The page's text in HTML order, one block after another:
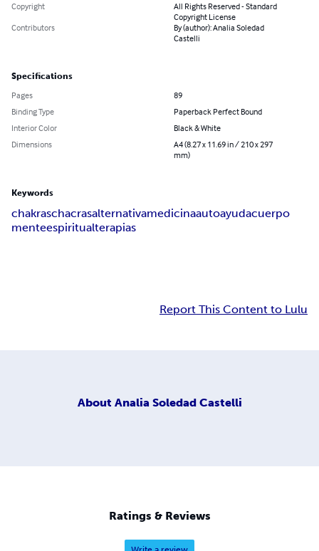
Copyright
All Rights Reserved - Standard
Copyright License
Contributors
By (author): Analia Soledad
Castelli
Specifications
Pages
89
Binding Type
Paperback Perfect Bound
Interior Color
Black & White
Dimensions
A4 (8.27 x 11.69 in / 210 x 297
mm)
Keywords
chakraschacrasalternativamedicinaautoayudacuerpo
menteespiritualterapias
Report This Content to Lulu
About Analia Soledad Castelli
Ratings & Reviews